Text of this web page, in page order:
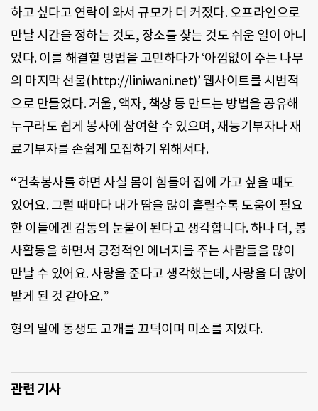
하고 싶다고 연락이 와서 규모가 더 커졌다. 오프라인으로
만날 시간을 정하는 것도, 장소를 찾는 것도 쉬운 일이 아니
었다. 이를 해결할 방법을 고민하다가 ‘아낌없이 주는 나무
의 마지막 선물(http://liniwani.net)’ 웹사이트를 시범적
으로 만들었다. 거울, 액자, 책상 등 만드는 방법을 공유해
누구라도 쉽게 봉사에 참여할 수 있으며, 재능기부자나 재
료기부자를 손쉽게 모집하기 위해서다.
“건축봉사를 하면 사실 몸이 힘들어 집에 가고 싶을 때도
있어요. 그럴 때마다 내가 땀을 많이 흘릴수록 도움이 필요
한 이들에겐 감동의 눈물이 된다고 생각합니다. 하나 더, 봉
사활동을 하면서 긍정적인 에너지를 주는 사람들을 많이
만날 수 있어요. 사랑을 준다고 생각했는데, 사랑을 더 많이
받게 된 것 같아요.”
형의 말에 동생도 고개를 끄덕이며 미소를 지었다.
관련 기사